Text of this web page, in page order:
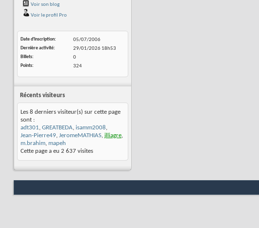
Voir son blog
Voir le profil Pro
Date d'inscription
05/07/2006
Dernière activité
29/01/2026 18h53
Billets
0
Points
324
Récents visiteurs
Les 8 derniers visiteur(s) sur cette page
sont :
adt301, GREATBEDA, isamm2008,
Jean-Pierre49, JeromeMATHIAS, jlliagre,
m.brahim, mapeh
Cette page a eu 2 637 visites